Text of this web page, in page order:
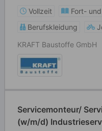
Vollzeit
Fort-
Berufskleidung
KRAFT Baustoffe GmbH
Servicemonteur/
(w/m/d)